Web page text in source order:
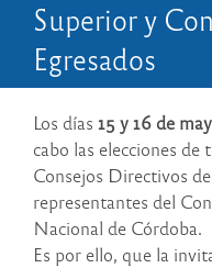
Superior y
Egresados
Los días 15 y 16 de
cabo las elecciones de
Consejos Directivos
representantes del
Nacional de Córdoba.
Es por ello, que la